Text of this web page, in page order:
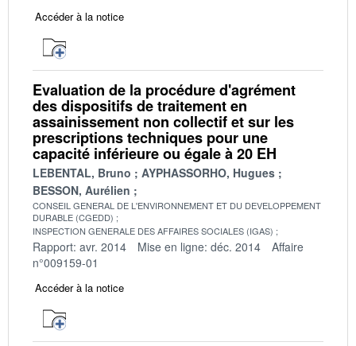
Accéder à la notice
Evaluation de la procédure d'agrément
des dispositifs de traitement en
assainissement non collectif et sur les
prescriptions techniques pour une
capacité inférieure ou égale à 20 EH
LEBENTAL, Bruno
AYPHASSORHO, Hugues
BESSON, Aurélien
CONSEIL GENERAL DE L'ENVIRONNEMENT ET DU DEVELOPPEMENT
DURABLE (CGEDD)
INSPECTION GENERALE DES AFFAIRES SOCIALES (IGAS)
Rapport: avr. 2014 Mise en ligne: déc. 2014
Affaire
n°009159-01
Accéder à la notice